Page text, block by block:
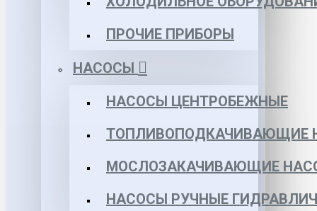
ПРОЧИЕ ПРИБОРЫ
НАСОСЫ
НАСОСЫ ЦЕНТРОБЕЖНЫЕ
ТОПЛИВОПОДКАЧИВАЮЩИЕ
МОСЛОЗАКАЧИВАЮЩИЕ
НАСОСЫ РУЧНЫЕ